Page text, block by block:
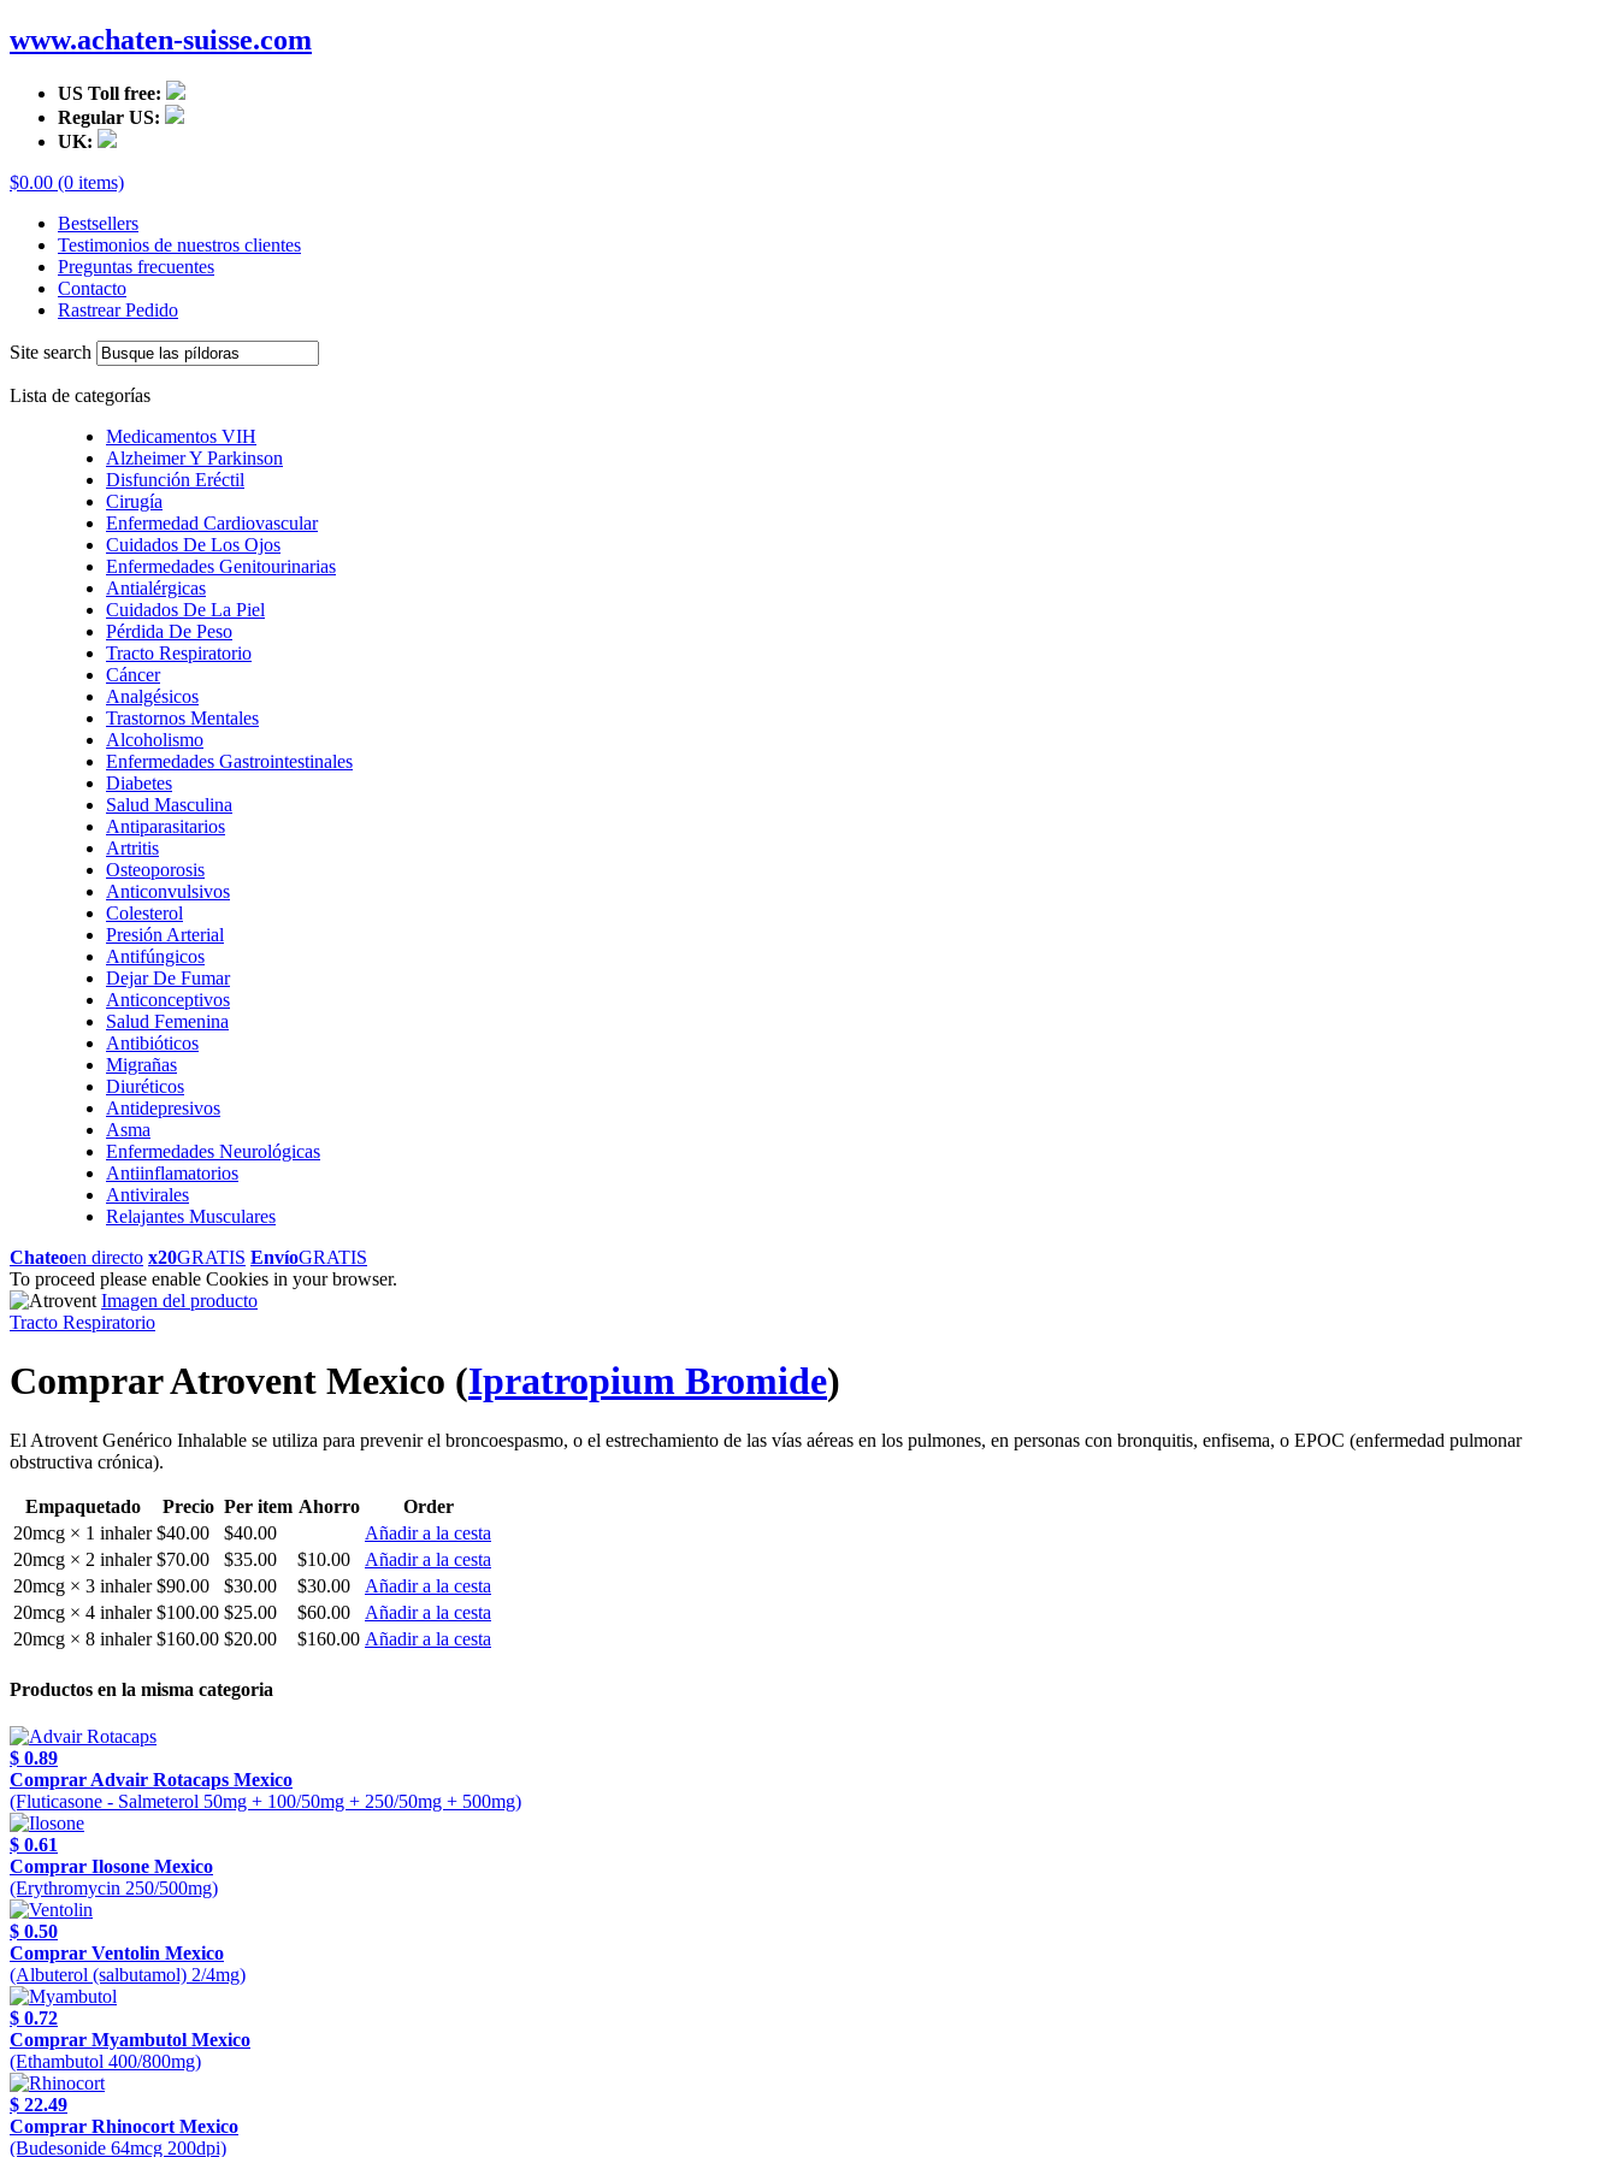
www.achaten-suisse.com
US Toll free:
Regular US:
UK:
$0.00 (0 items)
Bestsellers
Testimonios de nuestros clientes
Preguntas frecuentes
Contacto
Rastrear Pedido
Site search
Lista de categorías
Medicamentos VIH
Alzheimer Y Parkinson
Disfunción Eréctil
Cirugía
Enfermedad Cardiovascular
Cuidados De Los Ojos
Enfermedades Genitourinarias
Antialérgicas
Cuidados De La Piel
Pérdida De Peso
Tracto Respiratorio
Cáncer
Analgésicos
Trastornos Mentales
Alcoholismo
Enfermedades Gastrointestinales
Diabetes
Salud Masculina
Antiparasitarios
Artritis
Osteoporosis
Anticonvulsivos
Colesterol
Presión Arterial
Antifúngicos
Dejar De Fumar
Anticonceptivos
Salud Femenina
Antibióticos
Migrañas
Diuréticos
Antidepresivos
Asma
Enfermedades Neurológicas
Antiinflamatorios
Antivirales
Relajantes Musculares
Chateoen directo x20GRATIS EnvíoGRATIS
To proceed please enable Cookies in your browser.
Imagen del producto
Tracto Respiratorio
Comprar Atrovent Mexico (Ipratropium Bromide)
El Atrovent Genérico Inhalable se utiliza para prevenir el broncoespasmo, o el estrechamiento de las vías aéreas en los pulmones, en personas con bronquitis, enfisema, o EPOC (enfermedad pulmonar
obstructiva crónica).
Empaquetado Precio Per item Ahorro
Order
20mcg × 1 inhaler $40.00 $40.00
Añadir a la cesta
20mcg × 2 inhaler $70.00 $35.00 $10.00
Añadir a la cesta
20mcg × 3 inhaler $90.00 $30.00 $30.00
Añadir a la cesta
20mcg × 4 inhaler $100.00 $25.00 $60.00
Añadir a la cesta
20mcg × 8 inhaler $160.00 $20.00 $160.00 Añadir a la cesta
Productos en la misma categoria
$ 0.89
Comprar Advair Rotacaps Mexico
(Fluticasone - Salmeterol 50mg + 100/50mg + 250/50mg + 500mg)
$ 0.61
Comprar Ilosone Mexico
(Erythromycin 250/500mg)
$ 0.50
Comprar Ventolin Mexico
(Albuterol (salbutamol) 2/4mg)
$ 0.72
Comprar Myambutol Mexico
(Ethambutol 400/800mg)
$ 22.49
Comprar Rhinocort Mexico
(Budesonide 64mcg 200dpi)